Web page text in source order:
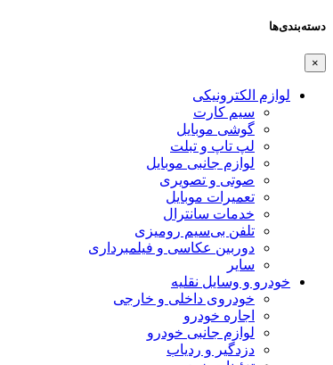
دسته‌بندی‌ها
×
لوازم الکترونیکی
سیم کارت
گوشی موبایل
لپ تاپ و تبلت
لوازم جانبی موبایل
صوتی و تصویری
تعمیرات موبایل
خدمات سانترال
تلفن بی‌سیم رومیزی
دوربین عکاسی و فیلمبرداری
سایر
خودرو و وسایل نقلیه
خودروی داخلی و خارجی
اجاره خودرو
لوازم جانبی خودرو
دزدگیر و ردیاب